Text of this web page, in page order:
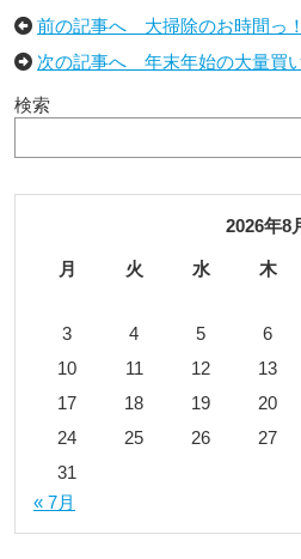
前の記事へ 大掃除のお時間っ！
次の記事へ 年末年始の大量買
検索
2026年8
月 火 水 木
3
4 5 6
10
11 12 13
17
18 19 20
24
25 26 27
31
« 7月